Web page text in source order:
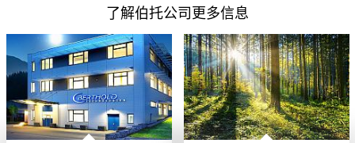
了解伯托公司更多信息